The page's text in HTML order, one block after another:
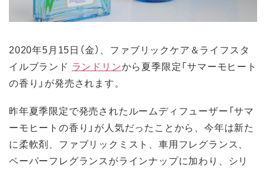
2020年5月15日（金）、ファブリックケア＆ライフスタ
イルブランド ランドリンから夏季限定「サマーモヒート
の香り」が発売されます。
昨年夏季限定で発売されたルームディフューザー「サマ
ーモヒートの香り」が人気だったことから、今年は新た
に柔軟剤、ファブリックミスト、車用フレグランス、
ペーパーフレグランスがラインナップに加わり、シリ